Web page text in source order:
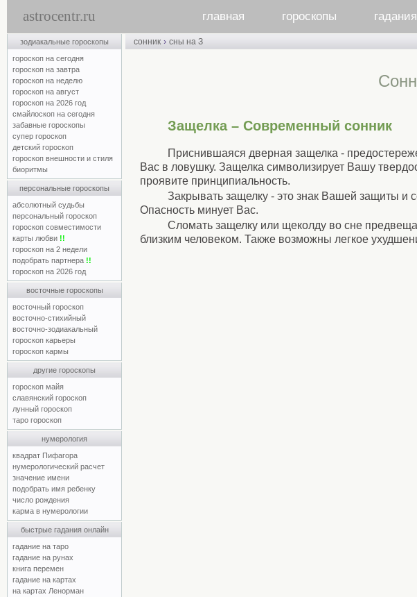
astrocentr.ru главная гороскопы гадания
зодиакальные гороскопы
гороскоп на сегодня
гороскоп на завтра
гороскоп на неделю
гороскоп на август
гороскоп на 2026 год
смайлоскоп на сегодня
забавные гороскопы
супер гороскоп
детский гороскоп
гороскоп внешности и стиля
биоритмы
персональные гороскопы
абсолютный судьбы
персональный гороскоп
гороскоп совместимости
карты любви !!
гороскоп на 2 недели
подобрать партнера !!
гороскоп на 2026 год
восточные гороскопы
восточный гороскоп
восточно-стихийный
восточно-зодиакальный
гороскоп карьеры
гороскоп кармы
другие гороскопы
гороскоп майя
славянский гороскоп
лунный гороскоп
таро гороскоп
нумерология
квадрат Пифагора
нумерологический расчет
значение имени
подобрать имя ребенку
число рождения
карма в нумерологии
быстрые гадания онлайн
гадание на таро
гадание на рунах
книга перемен
гадание на картах
на картах Ленорман
сонник › сны на З
Защелка – Современный сонник
Приснившаяся дверная защелка -
Вас в ловушку. Защелка символизирует Вашу
проявите принципиальность.
Закрывать защелку - это знак Вашей защиты и
Опасность минует Вас.
Сломать защелку или щеколду во сне
близким человеком. Также возможны легкое